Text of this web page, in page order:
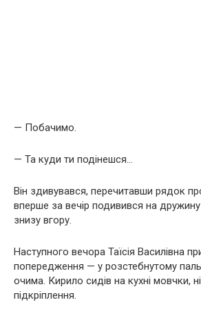
— Побачимо.
— Та куди ти подінешся…
Він здивувався, перечитавши рядок
вперше за вечір подивився на
знизу вгору.
Наступного вечора Таїсія Василівна
попередження — у розстебнутому
очима. Кирило сидів на кухні мовчки,
підкріплення.